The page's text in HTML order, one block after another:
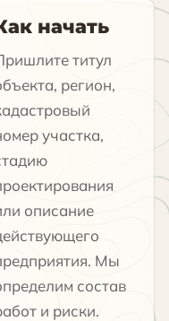
начать
титул
регион,
участка,
описание
Мы
состав
и риски.